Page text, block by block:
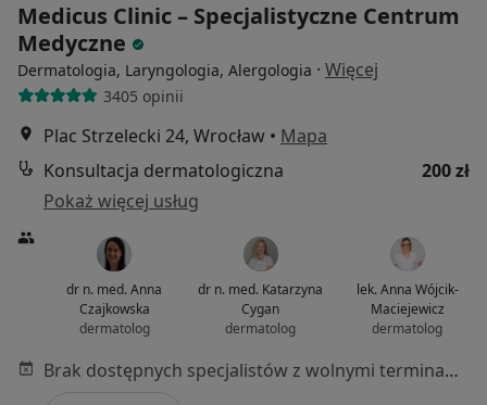
Medicus Clinic – Specjalistyczne Centrum
Medyczne
Dermatologia, Laryngologia, Alergologia · Więcej
3405 opinii
Plac Strzelecki 24, Wrocław • Mapa
Konsultacja dermatologiczna
200 zł
Pokaż więcej usług
dr n. med. Anna
Czajkowska
dermatolog
dr n. med. Katarzyna
Cygan
dermatolog
lek. Anna Wójcik-
Maciejewicz
dermatolog
Brak dostępnych specjalistów z wolnymi terminami w tym centrum medycznym.